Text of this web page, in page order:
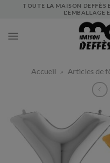
TOUTE LA MAISON DEFFÈS
L'EMBALLAGE
Accueil » Articles de